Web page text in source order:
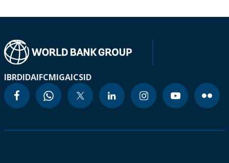
IBRDIDAIFCMIGAICSID